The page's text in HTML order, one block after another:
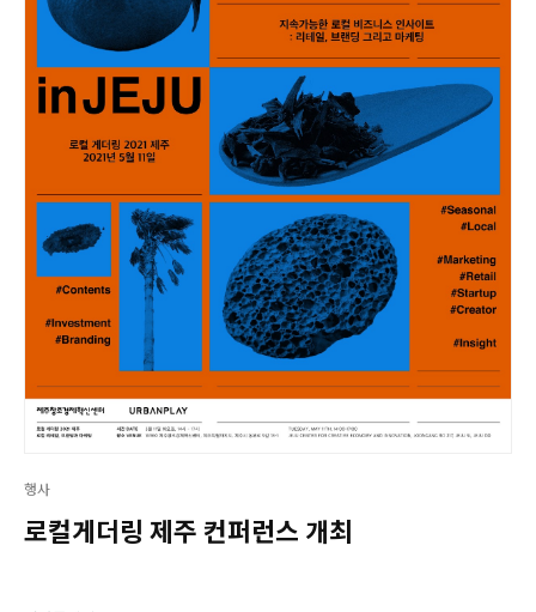
행사
로컬게더링 제주 컨퍼런스 개최